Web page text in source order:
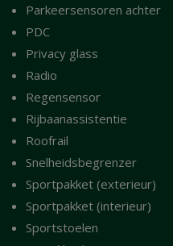
Parkeersensoren achter
PDC
Privacy glass
Radio
Regensensor
Rijbaanassistentie
Roofrail
Snelheidsbegrenzer
Sportpakket (exterieur)
Sportpakket (interieur)
Sportstoelen